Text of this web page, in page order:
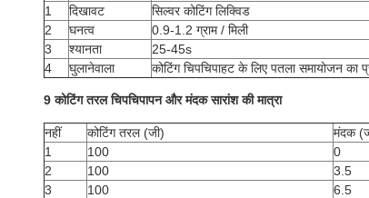
1
दिखावट
सिल्वर कोटिंग लिक्विड
2
घनत्व 0.9-1.2 ग्राम / मिली
3
श्यानता
25-45s
4
घुलानेवाला कोटिंग चिपचिपाहट के लिए पतला समायोजन का
9 कोटिंग तरल चिपचिपापन और मंदक सारांश की मात्रा
नहीं कोटिंग तरल (जी) मंदक
1
100 0
2
100 3.5
3
100 6.5